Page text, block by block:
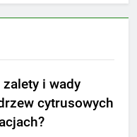
i wady
cytrusowych